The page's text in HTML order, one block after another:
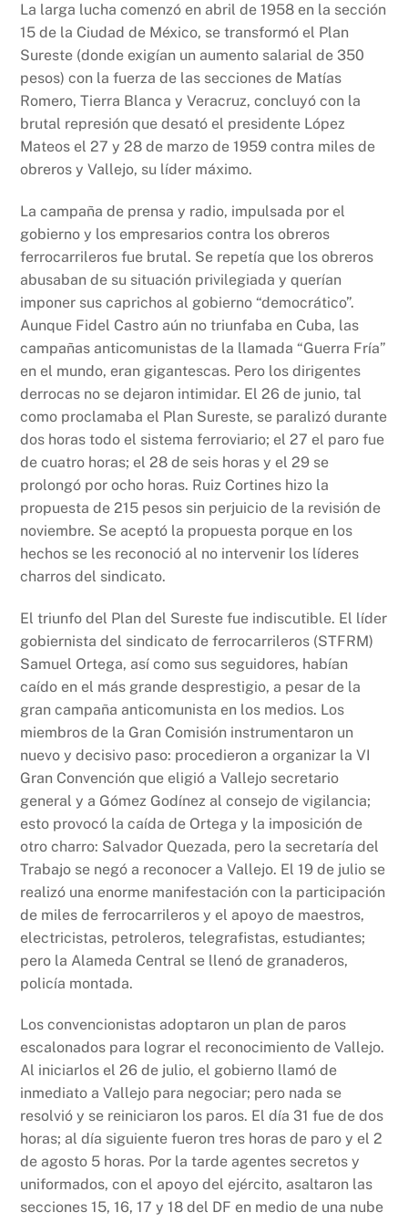
La larga lucha comenzó en abril de 1958 en la sección
15 de la Ciudad de México, se transformó el Plan
Sureste (donde exigían un aumento salarial de 350
pesos) con la fuerza de las secciones de Matías
Romero, Tierra Blanca y Veracruz, concluyó con la
brutal represión que desató el presidente López
Mateos el 27 y 28 de marzo de 1959 contra miles de
obreros y Vallejo, su líder máximo.
La campaña de prensa y radio, impulsada por el
gobierno y los empresarios contra los obreros
ferrocarrileros fue brutal. Se repetía que los obreros
abusaban de su situación privilegiada y querían
imponer sus caprichos al gobierno “democrático”.
Aunque Fidel Castro aún no triunfaba en Cuba, las
campañas anticomunistas de la llamada “Guerra Fría”
en el mundo, eran gigantescas. Pero los dirigentes
derrocas no se dejaron intimidar. El 26 de junio, tal
como proclamaba el Plan Sureste, se paralizó durante
dos horas todo el sistema ferroviario; el 27 el paro fue
de cuatro horas; el 28 de seis horas y el 29 se
prolongó por ocho horas. Ruiz Cortines hizo la
propuesta de 215 pesos sin perjuicio de la revisión de
noviembre. Se aceptó la propuesta porque en los
hechos se les reconoció al no intervenir los líderes
charros del sindicato.
El triunfo del Plan del Sureste fue indiscutible. El líder
gobiernista del sindicato de ferrocarrileros (STFRM)
Samuel Ortega, así como sus seguidores, habían
caído en el más grande desprestigio, a pesar de la
gran campaña anticomunista en los medios. Los
miembros de la Gran Comisión instrumentaron un
nuevo y decisivo paso: procedieron a organizar la VI
Gran Convención que eligió a Vallejo secretario
general y a Gómez Godínez al consejo de vigilancia;
esto provocó la caída de Ortega y la imposición de
otro charro: Salvador Quezada, pero la secretaría del
Trabajo se negó a reconocer a Vallejo. El 19 de julio se
realizó una enorme manifestación con la participación
de miles de ferrocarrileros y el apoyo de maestros,
electricistas, petroleros, telegrafistas, estudiantes;
pero la Alameda Central se llenó de granaderos,
policía montada.
Los convencionistas adoptaron un plan de paros
escalonados para lograr el reconocimiento de Vallejo.
Al iniciarlos el 26 de julio, el gobierno llamó de
inmediato a Vallejo para negociar; pero nada se
resolvió y se reiniciaron los paros. El día 31 fue de dos
horas; al día siguiente fueron tres horas de paro y el 2
de agosto 5 horas. Por la tarde agentes secretos y
uniformados, con el apoyo del ejército, asaltaron las
secciones 15, 16, 17 y 18 del DF en medio de una nube